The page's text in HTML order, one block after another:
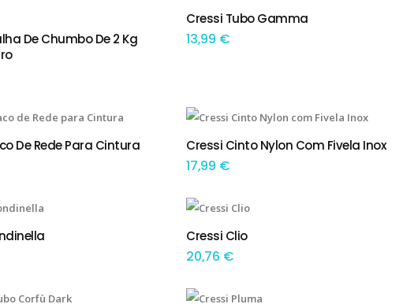
De Chumbo De 2 Kg
TEM OPÇÕES
Cressi Tubo Gamma
13,99 €
De Rede Para Cintura ADICIONAR
Cressi Cinto Nylon Com Fivela Inox
17,99 €
TEM OPÇÕES
Cressi Clio
20,76 €